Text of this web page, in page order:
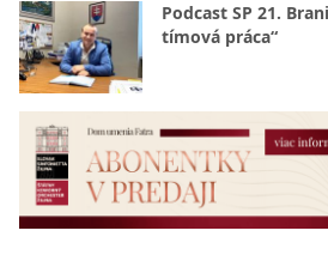
Podcast SP 21.
tímová práca“